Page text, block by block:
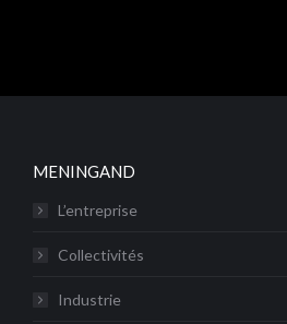
MENINGAND
L’entreprise
Collectivités
Industrie